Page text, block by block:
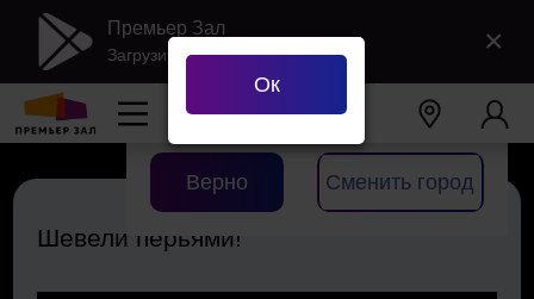
Премьер Зал
Загрузить в Google Play ×
Ваш городЕкатеринбург
Верно Сменить город
Шевели перьями!
Ок